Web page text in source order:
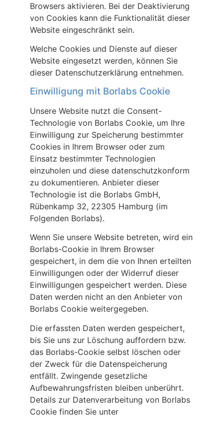
Browsers aktivieren. Bei der Deaktivierung
von Cookies kann die Funktionalität dieser
Website eingeschränkt sein.
Welche Cookies und Dienste auf dieser
Website eingesetzt werden, können Sie
dieser Datenschutzerklärung entnehmen.
Einwilligung mit Borlabs Cookie
Unsere Website nutzt die Consent-
Technologie von Borlabs Cookie, um Ihre
Einwilligung zur Speicherung bestimmter
Cookies in Ihrem Browser oder zum
Einsatz bestimmter Technologien
einzuholen und diese datenschutzkonform
zu dokumentieren. Anbieter dieser
Technologie ist die Borlabs GmbH,
Rübenkamp 32, 22305 Hamburg (im
Folgenden Borlabs).
Wenn Sie unsere Website betreten, wird ein
Borlabs-Cookie in Ihrem Browser
gespeichert, in dem die von Ihnen erteilten
Einwilligungen oder der Widerruf dieser
Einwilligungen gespeichert werden. Diese
Daten werden nicht an den Anbieter von
Borlabs Cookie weitergegeben.
Die erfassten Daten werden gespeichert,
bis Sie uns zur Löschung auffordern bzw.
das Borlabs-Cookie selbst löschen oder
der Zweck für die Datenspeicherung
entfällt. Zwingende gesetzliche
Aufbewahrungsfristen bleiben unberührt.
Details zur Datenverarbeitung von Borlabs
Cookie finden Sie unter